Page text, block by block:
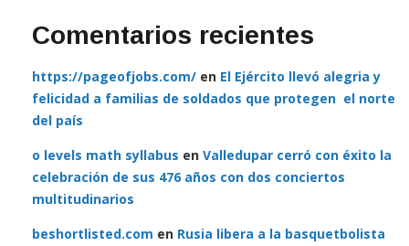
Comentarios recientes
https://pageofjobs.com/ en El Ejército llevó alegria y
felicidad a familias de soldados que protegen el norte
del país
o levels math syllabus en Valledupar cerró con éxito la
celebración de sus 476 años con dos conciertos
multitudinarios
beshortlisted.com en Rusia libera a la basquetbolista